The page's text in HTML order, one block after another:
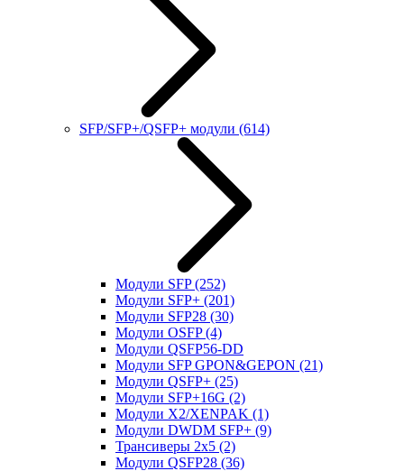
SFP/SFP+/QSFP+ модули (614)
Модули SFP(252)
Модули SFP+ (201)
Модули SFP28 (30)
Модули OSFP(4)
Модули QSFP56-DD
Модули SFP GPON&GEPON (21)
Модули QSFP+ (25)
Модули SFP+16G (2)
Модули X2/XENPAK (1)
Модули DWDM SFP+ (9)
Трансиверы 2x5 (2)
Модули QSFP28 (36)